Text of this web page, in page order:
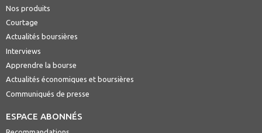
Nos produits
Courtage
Actualités boursières
Interviews
Apprendre la bourse
Actualités économiques et boursières
Communiqués de presse
ESPACE ABONNÉS